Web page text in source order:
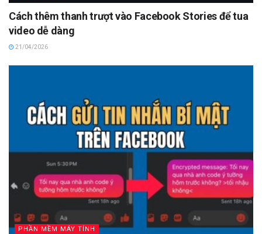
Cách thêm thanh trượt vào Facebook Stories để tua
video dễ dàng
21/04/2026
PHẦN MỀM MÁY TÍNH